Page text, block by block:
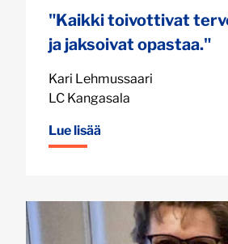
"Kaikki toivottivat
ja jaksoivat opastaa."
Kari Lehmussaari
LC Kangasala
Lue lisää